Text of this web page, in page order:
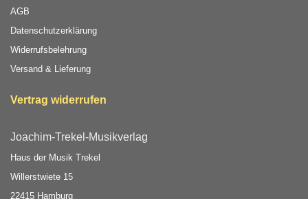
AGB
Datenschutzerklärung
Widerrufsbelehrung
Versand & Lieferung
Vertrag widerrufen
Joachim-Trekel-Musikverlag
Haus der Musik Trekel
Willerstwiete 15
22415 Hamburg